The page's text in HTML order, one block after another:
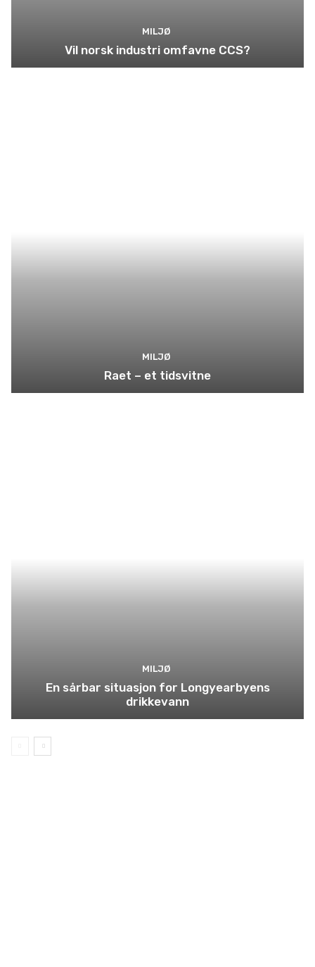
MILJØ
Vil norsk industri omfavne CCS?
MILJØ
Raet – et tidsvitne
MILJØ
En sårbar situasjon for Longyearbyens
drikkevann